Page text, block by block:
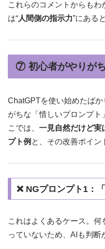
これらのコメントからも
は“人間側の指示力”にある
⑦ 初心者がやりが
ChatGPTを使い始めたば
がちな「惜しいプロンプト
こでは、 一見自然だけど実
プト例 と、その改善ポイン
❌ NGプロンプト1：
これはよくあるケース。
っていないため、AIも判断